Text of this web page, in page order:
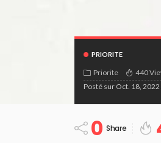
PRIORITE
Priorite 440
Posté sur Oct. 18, 2022
0 Share